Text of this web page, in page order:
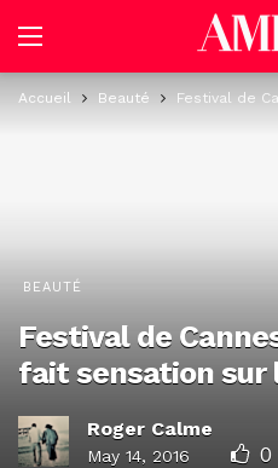
Accueil Beauté Festival de
BEAUTÉ
Festival de
fait sensation sur
Roger Calme
May 14, 2016 0